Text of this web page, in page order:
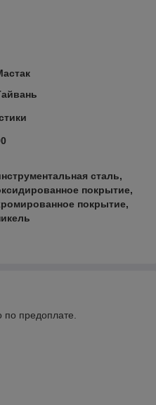
сталь,
покрытие,
покрытие,
по предоплате.